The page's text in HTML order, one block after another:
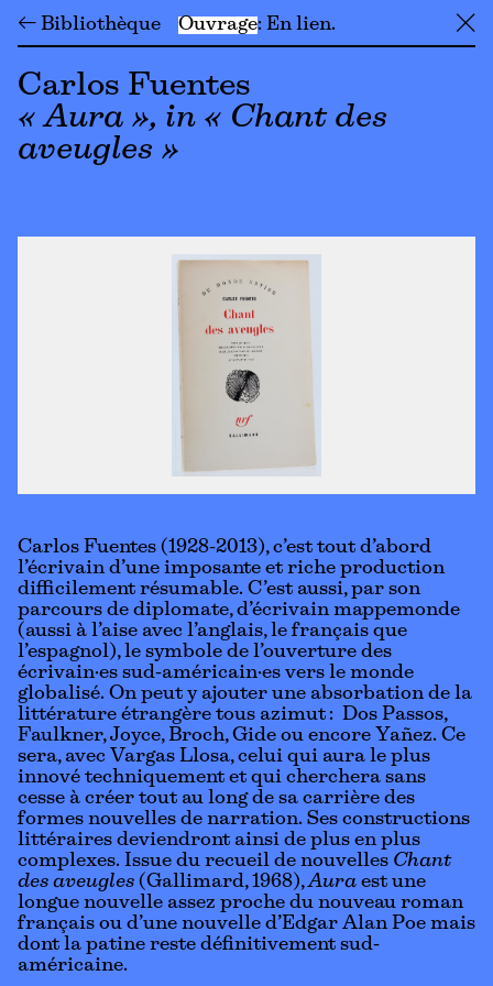
← Bibliothèque Ouvrage En lien ╳
Carlos Fuentes
« Aura », in « Chant des
aveugles »
Carlos Fuentes (1928-2013), c’est tout d’abord
l’écrivain d’une imposante et riche production
difficilement résumable. C’est aussi, par son
parcours de diplomate, d’écrivain mappemonde
(aussi à l’aise avec l’anglais, le français que
l’espagnol), le symbole de l’ouverture des
écrivain·es sud-américain·es vers le monde
globalisé. On peut y ajouter une absorbation de la
littérature étrangère tous azimut : Dos Passos,
Faulkner, Joyce, Broch, Gide ou encore Yañez. Ce
sera, avec Vargas Llosa, celui qui aura le plus
innové techniquement et qui cherchera sans
cesse à créer tout au long de sa carrière des
formes nouvelles de narration. Ses constructions
littéraires deviendront ainsi de plus en plus
complexes. Issue du recueil de nouvelles Chant
des aveugles (Gallimard, 1968),Aura est une
longue nouvelle assez proche du nouveau roman
français ou d’une nouvelle d’Edgar Alan Poe mais
dont la patine reste définitivement sud-
américaine.